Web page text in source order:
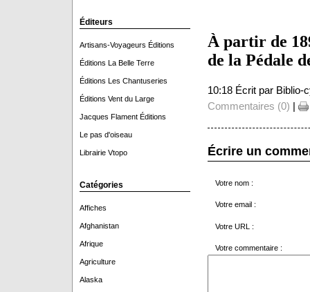
Éditeurs
Artisans-Voyageurs Éditions
Éditions La Belle Terre
Éditions Les Chantuseries
Éditions Vent du Large
Jacques Flament Éditions
Le pas d'oiseau
Librairie Vtopo
Catégories
Affiches
Afghanistan
Afrique
Agriculture
Alaska
À partir de
de la Pédale
10:18 Écrit par Biblio-
Commentaires (0) |
Écrire un
Votre nom :
Votre email :
Votre URL :
Votre commentaire :